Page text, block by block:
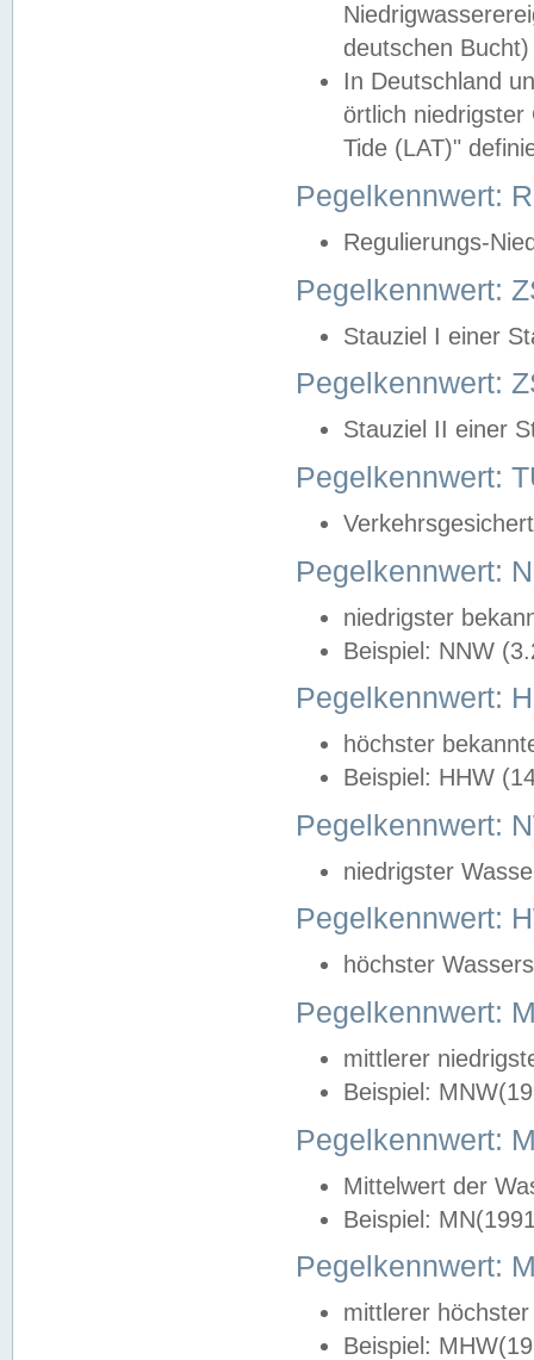
deutschen
In Deutschland
örtlich
Tide (LAT)"
Pegelkennwert:
Regulierungs-
Pegelkennwert:
Stauziel I einer
Pegelkennwert:
Stauziel II einer
Pegelkennwert:
Pegelkennwert:
niedrigster
Beispiel: NNW
Pegelkennwert:
höchster
Beispiel: HHW
Pegelkennwert:
niedrigster
Pegelkennwert:
höchster
Pegelkennwert:
mittlerer
Beispiel:
Pegelkennwert:
Mittelwert der
Beispiel:
Pegelkennwert:
mittlerer
Beispiel: